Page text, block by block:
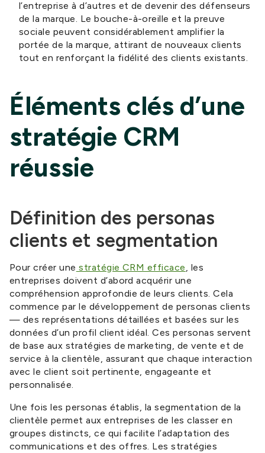
l’entreprise à d’autres et de devenir des défenseurs
de la marque. Le bouche-à-oreille et la preuve
sociale peuvent considérablement amplifier la
portée de la marque, attirant de nouveaux clients
tout en renforçant la fidélité des clients existants.
Éléments clés d’une
stratégie CRM
réussie
Définition des personas
clients et segmentation
Pour créer une stratégie CRM efficace, les
entreprises doivent d’abord acquérir une
compréhension approfondie de leurs clients. Cela
commence par le développement de personas clients
— des représentations détaillées et basées sur les
données d’un profil client idéal. Ces personas servent
de base aux stratégies de marketing, de vente et de
service à la clientèle, assurant que chaque interaction
avec le client soit pertinente, engageante et
personnalisée.
Une fois les personas établis, la segmentation de la
clientèle permet aux entreprises de les classer en
groupes distincts, ce qui facilite l’adaptation des
communications et des offres. Les stratégies